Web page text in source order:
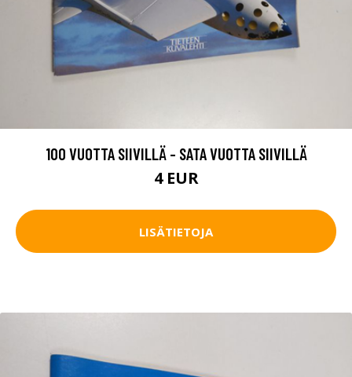
100 VUOTTA SIIVILLÄ - SATA VUOTTA SIIVILLÄ
4 EUR
LISÄTIETOJA